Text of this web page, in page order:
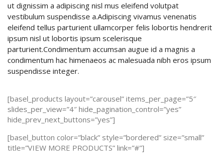
ut dignissim a adipiscing nisl mus eleifend volutpat
vestibulum suspendisse a.Adipiscing vivamus venenatis
eleifend tellus parturient ullamcorper felis lobortis hendrerit
ipsum nisl ut lobortis ipsum scelerisque
parturient.Condimentum accumsan augue id a magnis a
condimentum hac himenaeos ac malesuada nibh eros ipsum
suspendisse integer.
[basel_products layout=”carousel” items_per_page=”5″
slides_per_view=”4″ hide_pagination_control=”yes”
hide_prev_next_buttons=”yes”]
[basel_button color=”black” style=”bordered” size=”small”
title=”VIEW MORE PRODUCTS” link=”#”]